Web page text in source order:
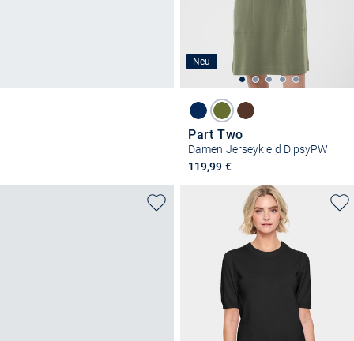
Neu
Part Two
Damen Jerseykleid DipsyPW
119,99 €